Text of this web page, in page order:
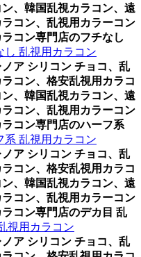
、韓国乱視カラコン、遠
コン、乱視用カラーコン
コン専門店のフチなし
し 乱視用カラコン
ノア シリコン チョコ、乱
コン、格安乱視用カラコ
、韓国乱視カラコン、遠
コン、乱視用カラーコン
コン専門店のハーフ系
系 乱視用カラコン
ノア シリコン チョコ、乱
コン、格安乱視用カラコ
、韓国乱視カラコン、遠
コン、乱視用カラーコン
コン専門店のデカ目 乱
視用カラコン
ノア シリコン チョコ、乱